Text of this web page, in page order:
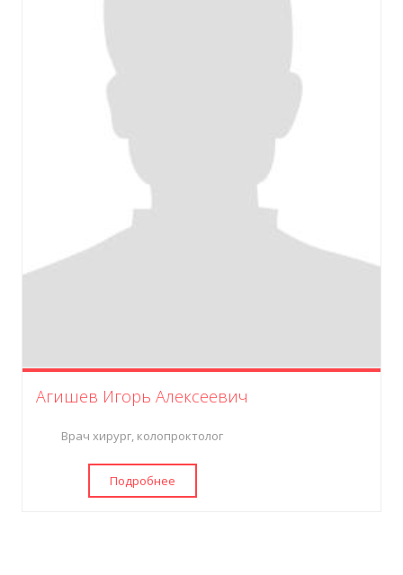
Агишев Игорь Алексеевич
Врач хирург, колопроктолог
Подробнее